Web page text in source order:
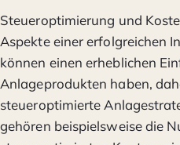
Steueroptimierung und
Aspekte einer erfolgreichen
können einen erheblichen
Anlageprodukten haben,
steueroptimierte
gehören beispielsweise die